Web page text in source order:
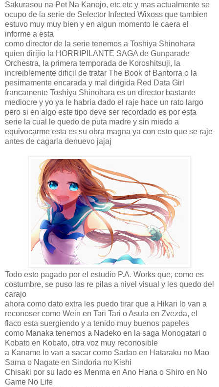
Sakurasou na Pet Na Kanojo, etc etc y mas actualmente se
ocupo de la serie de Selector Infected Wixoss que tambien
estuvo muy muy bien y en algun momento le caera el
informe a esta
como director de la serie tenemos a Toshiya Shinohara
quien dirijio la HORRIPILANTE SAGA de Gunparade
Orchestra, la primera temporada de Koroshitsuji, la
increiblemente dificil de tratar The Book of Bantorra o la
pesimamente encarada y mal dirigida Red Data Girl
francamente Toshiya Shinohara es un director bastante
mediocre y yo ya le habria dado el raje hace un rato largo
pero si en algo este tipo deve ser recordado es por esta
serie la cual le quedo de puta madre y sin miedo a
equivocarme esta es su obra magna ya con esto que se raje
antes de cagarla denuevo jajaj
Todo esto pagado por el estudio P.A. Works que, como es
costumbre, se puso las re pilas a nivel visual y les quedo del
carajo
ahora como dato extra les puedo tirar que a Hikari lo van a
reconoser como Wein en Tari Tari o Asuta en Zvezda, el
flaco esta suergiendo y a tenido muy buenos papeles
como Manaka tenemos a Nadeko en la saga Monogatari o
Kobato en Kobato, otra voz muy reconosible
a Kaname lo van a sacar como Sadao en Hataraku no Mao
Sama o Nagate en Sindoria no Kishi
Chisaki por su lado es Menma en Ano Hana o Shiro en No
Game No Life